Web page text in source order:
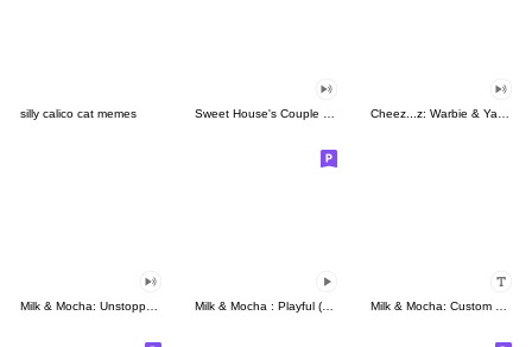
silly calico cat memes Sweet House's Couple in Love Cheez...z: Warbie & Yama 3